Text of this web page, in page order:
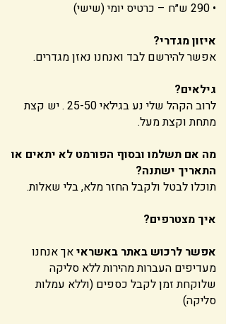
• 290 ש״ח – כרטיס יומי (שישי)
איזון מגדרי?
אפשר להירשם לבד ואנחנו נאזן מגדרים.
גילאים?
לרוב הקהל שלי נע בגילאי 25-50 . יש קצת
מתחת וקצת מעל.
מה אם תשלמו ובסוף הפורמט לא יתאים או
התאריך ישתנה?
תוכלו לבטל ולקבל החזר מלא, בלי שאלות.
איך מצטרפים?
אפשר לרכוש באתר באשראיאך אנחנו
מעדיפים העברות מהירות ללא סליקה
שלוקחת זמן לקבל כספים (וללא עמלות
סליקה)